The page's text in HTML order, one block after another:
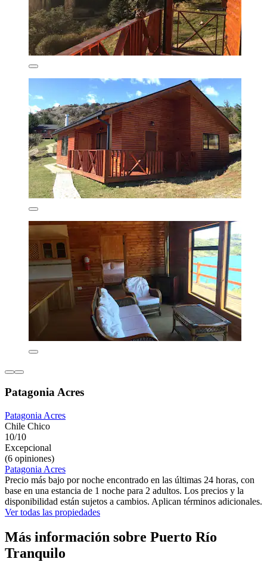
Patagonia Acres
Patagonia Acres
Chile Chico
10/10
Excepcional
(6 opiniones)
Patagonia Acres
Precio más bajo por noche encontrado en las últimas 24 horas, con
base en una estancia de 1 noche para 2 adultos. Los precios y la
disponibilidad están sujetos a cambios. Aplican términos adicionales.
Ver todas las propiedades
Más información sobre Puerto Río
Tranquilo